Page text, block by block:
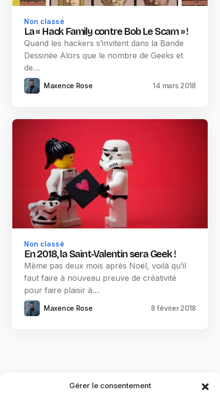
Gérer le consentement
Non classé
La « Hack Family contre Bob Le Scam » !
Quand les hackers s’invitent dans la Bande
Dessinée Alors que le nombre de Geeks et
de…
Maxence Rose 14 mars 2018
Non classé
En 2018, la Saint-Valentin sera Geek !
Même pas deux mois après Noël, voilà qu’il
faut faire à nouveau preuve de créativité
pour faire plaisir à…
Maxence Rose 8 février 2018